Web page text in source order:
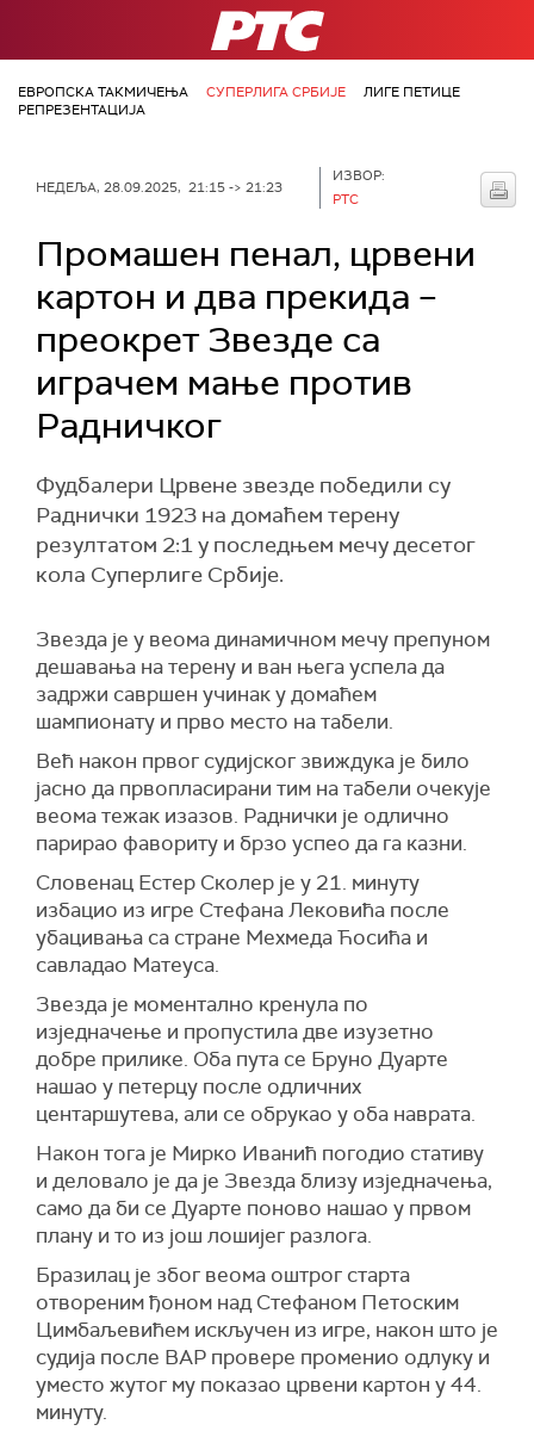
РТС
ЕВРОПСКА ТАКМИЧЕЊА СУПЕРЛИГА СРБИЈЕ
ЛИГЕ ПЕТИЦЕ
РЕПРЕЗЕНТАЦИЈА
НЕДЕЉА, 28.09.2025, 21:15 -> 21:23
ИЗВОР:
РТС
Промашен пенал, црвени
картон и два прекида –
преокрет Звезде са
играчем мање против
Радничког
Фудбалери Црвене звезде победили су
Раднички 1923 на домаћем терену
резултатом 2:1 у последњем мечу десетог
кола Суперлиге Србије.
Звезда је у веома динамичном мечу препуном
дешавања на терену и ван њега успела да
задржи савршен учинак у домаћем
шампионату и прво место на табели.
Већ након првог судијског звиждука је било
јасно да првопласирани тим на табели очекује
веома тежак изазов. Раднички је одлично
парирао фавориту и брзо успео да га казни.
Словенац Естер Сколер је у 21. минуту
избацио из игре Стефана Лековића после
убацивања са стране Мехмеда Ћосића и
савладао Матеуса.
Звезда је моментално кренула по
изједначење и пропустила две изузетно
добре прилике. Оба пута се Бруно Дуарте
нашао у петерцу после одличних
центаршутева, али се обрукао у оба наврата.
Након тога је Мирко Иванић погодио стативу
и деловало је да је Звезда близу изједначења,
само да би се Дуарте поново нашао у првом
плану и то из још лошијег разлога.
Бразилац је због веома оштрог старта
отвореним ђоном над Стефаном Петоским
Цимбаљевићем искључен из игре, након што је
судија после ВАР провере променио одлуку и
уместо жутог му показао црвени картон у 44.
минуту.